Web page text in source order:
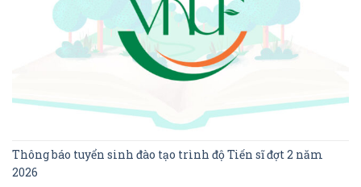
Thông báo tuyển sinh đào tạo trình độ Tiến sĩ đợt 2 năm
2026